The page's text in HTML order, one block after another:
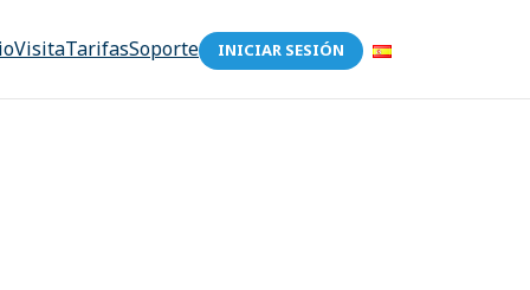
VisitaTarifasSoporte INICIAR SESIÓN